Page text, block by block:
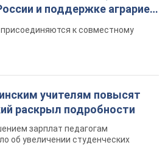
зарплат педагогам
о передаче Украине ракет
видов боеприпасов